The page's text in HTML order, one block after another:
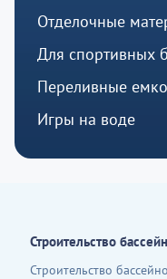
Отделочные
Для спортивных
Переливные
Игры на воде
Строительство
Строительство